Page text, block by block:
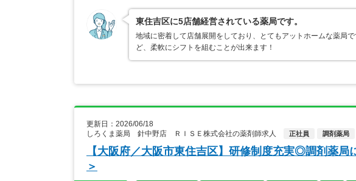
東住吉区に5店舗経営されている薬局です。
地域に密着して店舗展開をしており、とてもアットホームな薬局
ど、柔軟にシフトを組むことが出来ます！
更新日：2026/06/18
しろくま薬局 針中野店 ＲＩＳＥ株式会社の薬剤師求人
正社員 調剤薬局
【大阪府／大阪市東住吉区】研修制度充実◎調剤薬局
＞